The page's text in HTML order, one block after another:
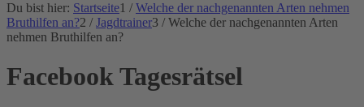
Du bist hier: Startseite1 / Welche der nachgenannten Arten nehmen
Bruthilfen an?2 / Jagdtrainer3 / Welche der nachgenannten Arten
nehmen Bruthilfen an?
Facebook Tagesrätsel